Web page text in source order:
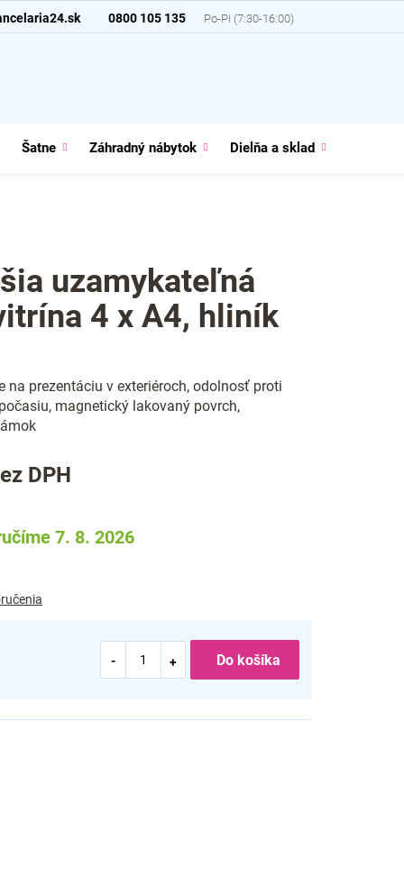
0800 105 135
Šatne Záhradný nábytok Dielňa a sklad
uzamykateľná
4 x A4, hliník
na prezentáciu v exteriéroch, odolnosť proti
magnetický lakovaný povrch,
DPH
7. 8. 2026
Do košíka